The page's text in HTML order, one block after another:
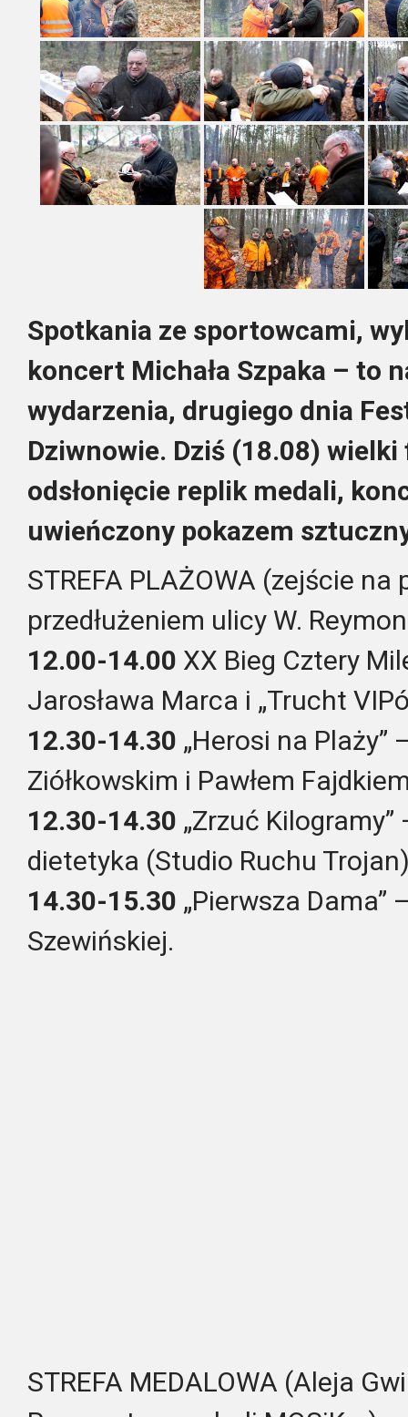
Spotkania ze sportowcami,
koncert Michała Szpaka – to
wydarzenia, drugiego dnia
Dziwnowie. Dziś (18.08) wielki
odsłonięcie replik medali,
uwieńczony pokazem
STREFA PLAŻOWA (zejście na
przedłużeniem ulicy W.
12.00-14.00 XX Bieg Cztery
Jarosława Marca i „Trucht
12.30-14.30 „Herosi na
Ziółkowskim i Pawłem
12.30-14.30 „Zrzuć
dietetyka (Studio Ruchu
14.30-15.30 „Pierwsza
Szewińskiej.
STREFA MEDALOWA (Aleja